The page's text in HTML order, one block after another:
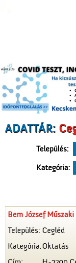
ADATTÁR:
Település:
Kategória:
Bem József
Település: Cegléd
Kategória:Oktatás